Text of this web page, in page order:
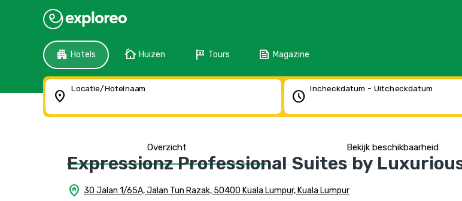
apartment Hotels cottage Huizen tour Tours feed Magazine
location_on Locatie/Hotelnaam schedule Incheckdatum - Uitcheckdatum
Overzicht Bekijk beschikbaarheid
Expressionz Professional Suites by
home_pin 30 Jalan 1/65A, Jalan Tun Razak, 50400 Kuala Lumpur, Kuala Lumpur